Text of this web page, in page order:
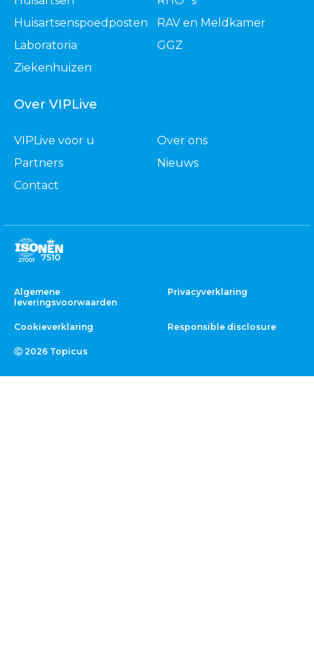
Huisartsenspoedposten
RAV en Meldkamer
Laboratoria
GGZ
Ziekenhuizen
Over VIPLive
VIPLive voor u
Over ons
Partners
Nieuws
Contact
Algemene
leveringsvoorwaarden
Privacyverklaring
Cookieverklaring Responsible disclosure
Ⓒ 2026 Topicus